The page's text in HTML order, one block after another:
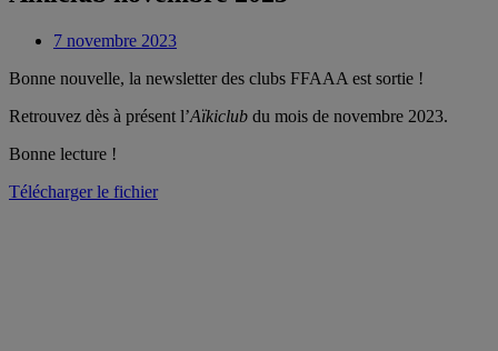
7 novembre 2023
Bonne nouvelle, la newsletter des clubs FFAAA est sortie !
Retrouvez dès à présent l’Aïkiclub du mois de novembre 2023.
Bonne lecture !
Télécharger le fichier